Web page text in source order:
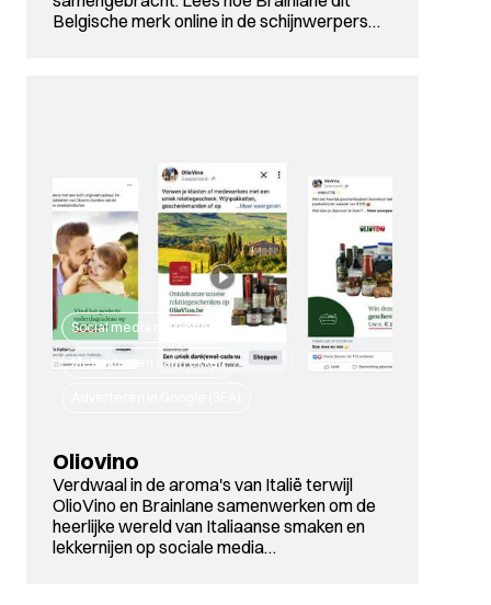
Belgische merk online in de schijnwerpers…
Social media marketing
Meer klanten aantrekken
Oliovino
Verdwaal in de aroma's van Italië terwijl
OlioVino en Brainlane samenwerken om de
heerlijke wereld van Italiaanse smaken en
lekkernijen op sociale media…